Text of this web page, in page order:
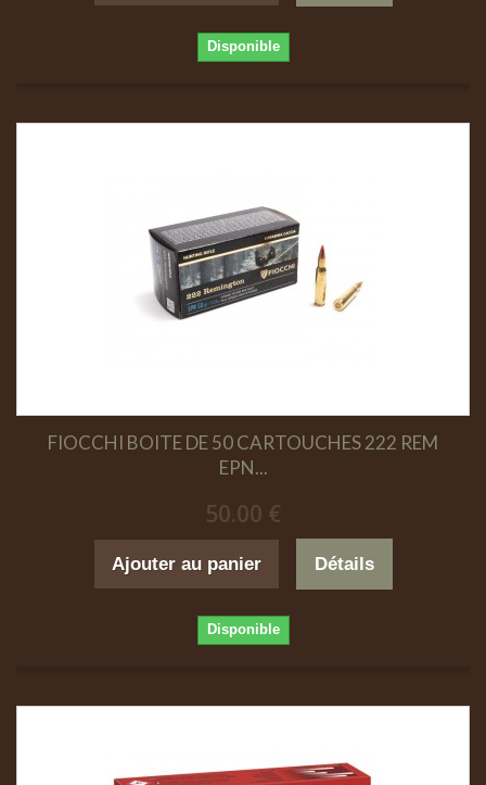
Disponible
FIOCCHI BOITE DE 50 CARTOUCHES 222 REM
EPN...
50.00 €
Ajouter au panier Détails
Disponible